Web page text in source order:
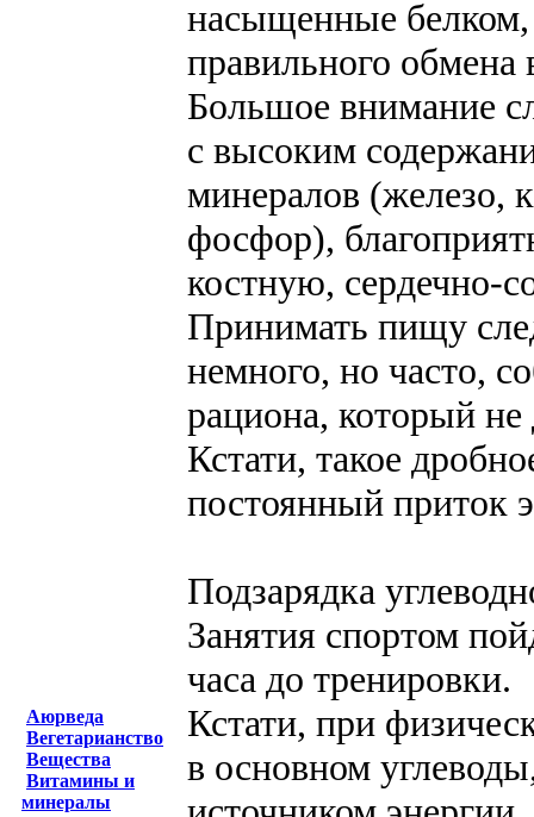
Аюрведа
Вегетарианство
Вещества
Витамины и
минералы
насыщенные
правильного обмена
Большое внимание
с высоким
минералов (железо,
фосфор),
костную, сердечно-
Принимать пищу
немного, но часто,
рациона, который
Кстати, такое
постоянный приток
Подзарядка
Занятия спортом
часа до тренировки.
Кстати, при
в основном